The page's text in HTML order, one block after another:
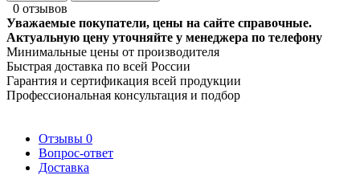
0 отзывов
Уважаемые покупатели, цены на сайте справочные.
Актуальную цену уточняйте у менеджера по телефону
Минимальные цены от производителя
Быстрая доставка по всей России
Гарантия и сертификация всей продукции
Профессиональная консультация и подбор
Отзывы 0
Вопрос-ответ
Доставка